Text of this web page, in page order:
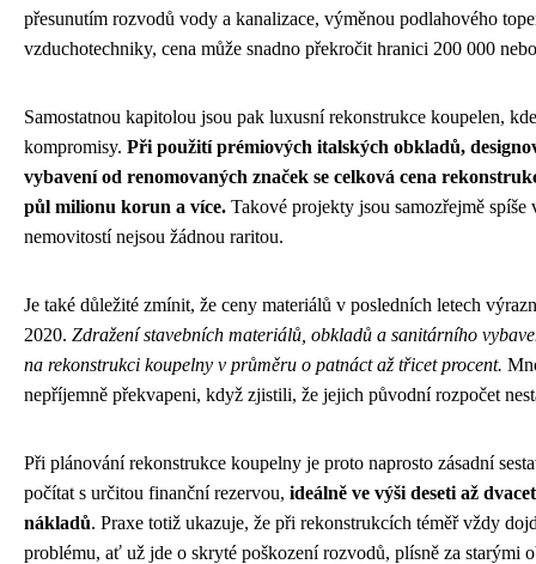
přesunutím rozvodů vody a kanalizace, výměnou podlahového
vzduchotechniky, cena může snadno překročit hranici 200 000
Samostatnou kapitolou jsou pak luxusní rekonstrukce koupelen,
kompromisy. Při použití prémiových italských obkladů,
vybavení od renomovaných značek se celková cena
půl milionu korun a více. Takové projekty jsou samozřejmě
nemovitostí nejsou žádnou raritou.
Je také důležité zmínit, že ceny materiálů v posledních letech
2020. Zdražení stavebních materiálů, obkladů a sanitárního
na rekonstrukci koupelny v průměru o patnáct až třicet procent.
nepříjemně překvapeni, když zjistili, že jejich původní rozpočet
Při plánování rekonstrukce koupelny je proto naprosto zásadní
počítat s určitou finanční rezervou, ideálně ve výši deseti až
nákladů. Praxe totiž ukazuje, že při rekonstrukcích téměř vždy
problému, ať už jde o skryté poškození rozvodů, plísně za starými